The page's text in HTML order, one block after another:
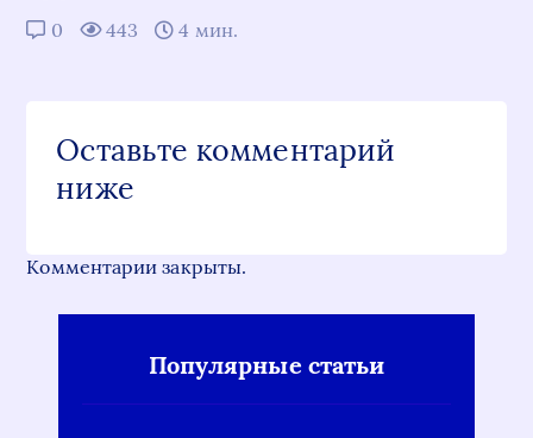
0 443 4 мин.
Оставьте комментарий
ниже
Комментарии закрыты.
Популярные статьи